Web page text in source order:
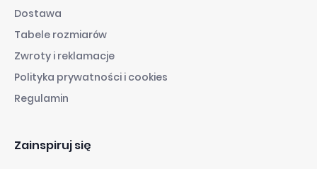
Dostawa
Tabele rozmiarów
Zwroty i reklamacje
Polityka prywatności i cookies
Regulamin
Zainspiruj się